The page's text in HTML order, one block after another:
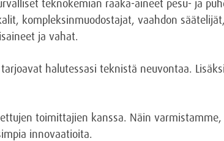
teknokemian raaka-aineet pesu- ja
kompleksinmuodostajat, vaahdon
ja vahat.
halutessasi teknistä neuvontaa.
toimittajien kanssa. Näin
innovaatioita.